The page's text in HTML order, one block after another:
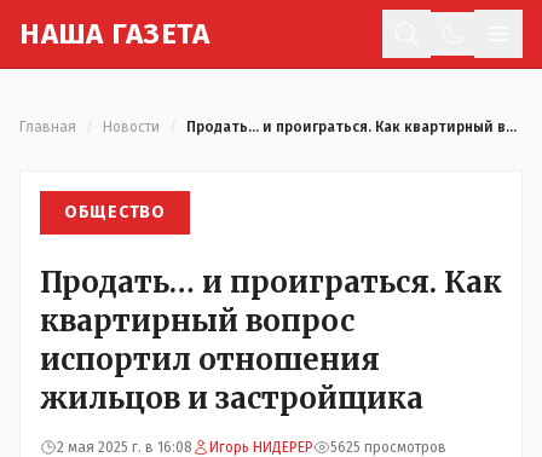
НАША ГАЗЕТА
Главная Новости Продать… и проиграться. Как квартирный вопрос испортил отношения жильцов и застройщика
ОБЩЕСТВО
Продать… и проиграться. Как
квартирный вопрос
испортил отношения
жильцов и застройщика
2 мая 2025 г. в 16:08 Игорь НИДЕРЕР 5625 просмотров